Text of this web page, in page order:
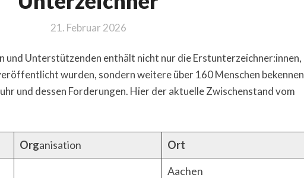
21. Februar 2026
und Unterstützenden enthält nicht nur die Erstunterzeichner:innen,
wurden, sondern weitere über 160 Menschen bekennen
und dessen Forderungen. Hier der aktuelle Zwischenstand vom
Organisation
Ort
Aachen